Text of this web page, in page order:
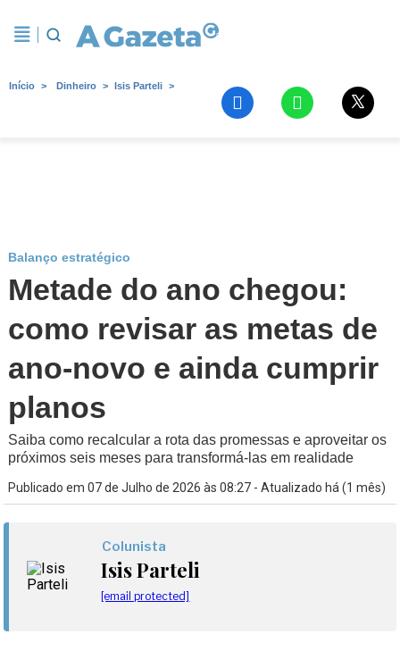
Início Dinheiro Isis Parteli
Balanço estratégico
Metade do ano chegou:
como revisar as metas de
ano-novo e ainda cumprir
planos
Saiba como recalcular a rota das promessas e aproveitar os
próximos seis meses para transformá-las em realidade
Publicado em 07 de Julho de 2026 às 08:27 - Atualizado há (1 mês)
Colunista
Isis Parteli
[email protected]